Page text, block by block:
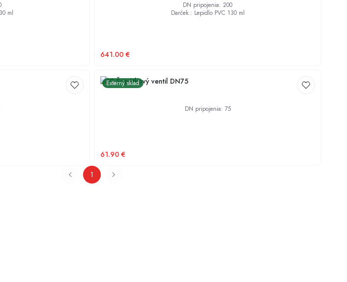
ml
DN pripojenia: 200
Darček.: Lepidlo PVC 130 ml
641.00 €
Externý sklad
PVC Šupátkový ventil DN75
DN pripojenia: 75
61.90 €
1